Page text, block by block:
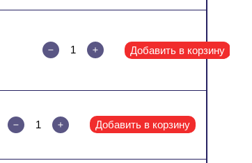
Добавить в корзину
Добавить в корзину